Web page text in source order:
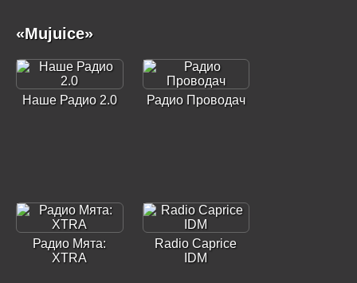
«Mujuice»
Наше Радио 2.0 Радио Проводач
Радио Мята:
XTRA
Radio Caprice
IDM